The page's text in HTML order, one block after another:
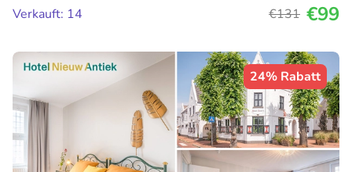
Verkauft: 14
€131 €99
24% Rabatt